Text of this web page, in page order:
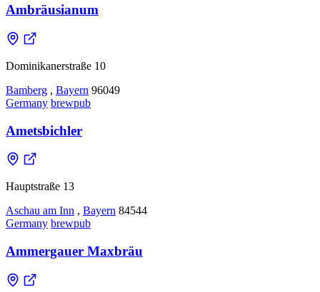
Ambräusianum
Dominikanerstraße 10
Bamberg , Bayern 96049
Germany brewpub
Ametsbichler
Hauptstraße 13
Aschau am Inn , Bayern 84544
Germany brewpub
Ammergauer Maxbräu